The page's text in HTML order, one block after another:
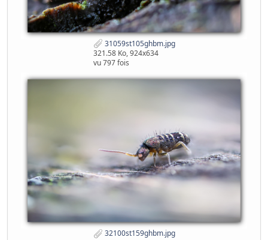
31059st105ghbm.jpg
321.58 Ko, 924x634
vu 797 fois
32100st159ghbm.jpg